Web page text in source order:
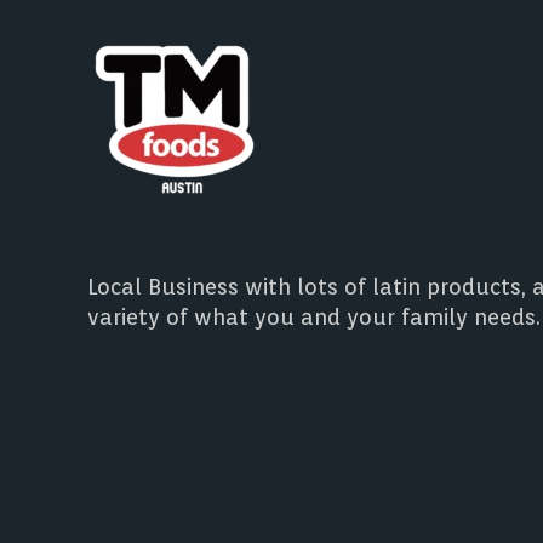
Local Business with lots of latin products, a
variety of what you and your family needs.